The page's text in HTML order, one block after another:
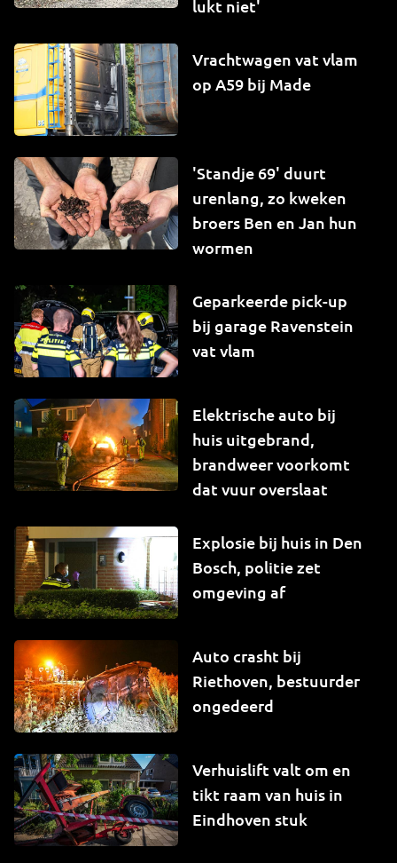
lukt niet'
Vrachtwagen vat vlam
op A59 bij Made
'Standje 69' duurt
urenlang, zo kweken
broers Ben en Jan hun
wormen
Geparkeerde pick-up
bij garage Ravenstein
vat vlam
Elektrische auto bij
huis uitgebrand,
brandweer voorkomt
dat vuur overslaat
Explosie bij huis in Den
Bosch, politie zet
omgeving af
Auto crasht bij
Riethoven, bestuurder
ongedeerd
Verhuislift valt om en
tikt raam van huis in
Eindhoven stuk